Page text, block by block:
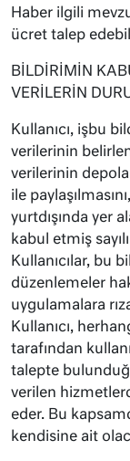
Haber ilgili
ücret talep
BİLDİRİMİN
VERİLERİN
Kullanıcı, işbu
verilerinin
verilerinin
ile
yurtdışında yer
kabul etmiş
Kullanıcılar, bu
düzenlemeler
uygulamalara
Kullanıcı,
tarafından
talepte
verilen
eder. Bu
kendisine ait